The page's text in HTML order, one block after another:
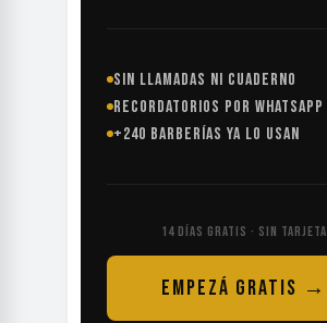
SIN LLAMADAS NI CUADERNO
RECORDATORIOS POR WHATSAPP
+240 BARBERÍAS YA LO USAN
14 DÍAS GRATIS · SIN TARJETA
EMPEZÁ GRATIS →